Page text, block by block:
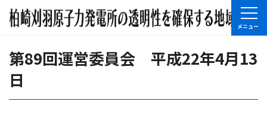
第89回運営委員会 平成22年4月13
日